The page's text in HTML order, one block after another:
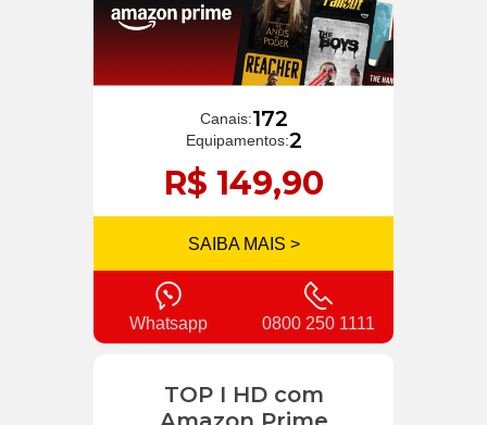
Canais:172
Equipamentos:2
R$ 149,90
SAIBA MAIS >
Whatsapp 0800 250 1111
TOP I HD com